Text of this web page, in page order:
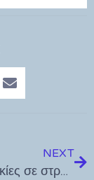
NEXT
1.059 κατοικίες σε στρατιωτικούς, γιατρούς και εκπαιδευτικούς σε Αιγαίο και Θράκη